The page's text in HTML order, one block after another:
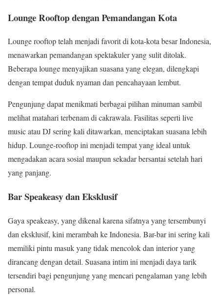
Lounge Rooftop dengan Pemandangan Kota
Lounge rooftop telah menjadi favorit di kota-kota besar Indonesia,
menawarkan pemandangan spektakuler yang sulit ditolak.
Beberapa lounge menyajikan suasana yang elegan, dilengkapi
dengan tempat duduk nyaman dan pencahayaan lembut.
Pengunjung dapat menikmati berbagai pilihan minuman sambil
melihat matahari terbenam di cakrawala. Fasilitas seperti live
music atau DJ sering kali ditawarkan, menciptakan suasana lebih
hidup. Lounge-rooftop ini menjadi tempat yang ideal untuk
mengadakan acara sosial maupun sekadar bersantai setelah hari
yang panjang.
Bar Speakeasy dan Eksklusif
Gaya speakeasy, yang dikenal karena sifatnya yang tersembunyi
dan eksklusif, kini merambah ke Indonesia. Bar-bar ini sering kali
memiliki pintu masuk yang tidak mencolok dan interior yang
dirancang dengan detail. Suasana intim ini menjadi daya tarik
tersendiri bagi pengunjung yang mencari pengalaman yang lebih
personal.